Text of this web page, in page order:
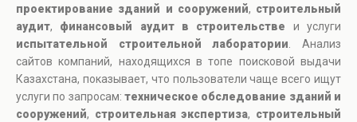
проектирование зданий и сооружений, строительный
аудит, финансовый аудит в строительстве и услуги
испытательной строительной лаборатории . Анализ
сайтов компаний, находящихся в топе поисковой выдачи
Казахстана, показывает, что пользователи чаще всего ищут
услуги по запросам: техническое обследование зданий и
сооружений, строительная экспертиза, строительный